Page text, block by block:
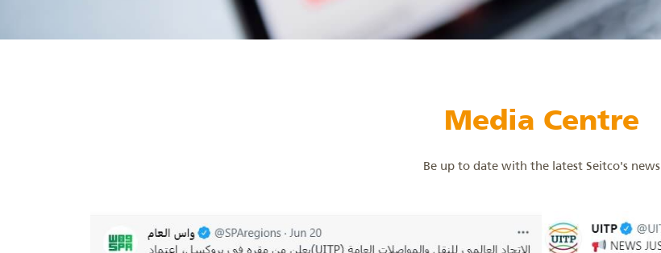
Media Centre
Be up to date with the latest Seitco's news